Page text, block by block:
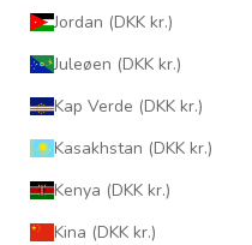
Jordan (DKK kr.)
Juleøen (DKK kr.)
Kap Verde (DKK kr.)
Kasakhstan (DKK kr.)
Kenya (DKK kr.)
Kina (DKK kr.)